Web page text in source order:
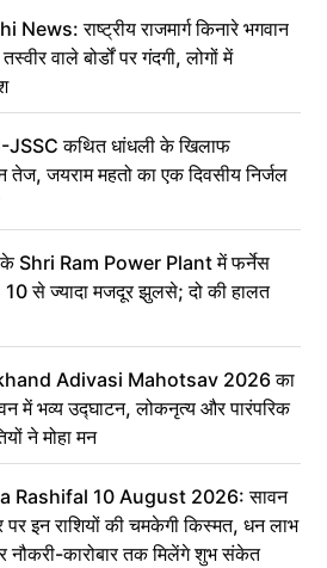
News: राष्ट्रीय राजमार्ग किनारे भगवान
वाले बोर्डों पर गंदगी, लोगों में
JSSC कथित धांधली के खिलाफ
तेज, जयराम महतो का एक दिवसीय निर्जल
के Shri Ram Power Plant में फर्नेस
10 से ज्यादा मजदूर झुलसे; दो की हालत
Adivasi Mahotsav 2026 का
में भव्य उद्घाटन, लोकनृत्य और पारंपरिक
ने मोहा मन
Rashifal 10 August 2026: सावन
पर इन राशियों की चमकेगी किस्मत, धन लाभ
कारोबार तक मिलेंगे शुभ संकेत